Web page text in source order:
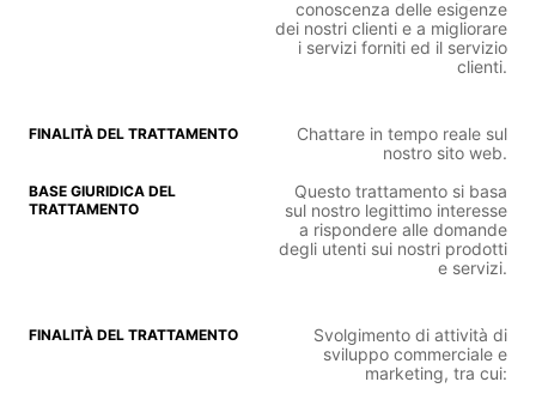
conoscenza delle esigenze
dei nostri clienti e a migliorare
i servizi forniti ed il servizio
clienti.
Chattare in tempo reale sul
nostro sito web.
Questo trattamento si basa
sul nostro legittimo interesse
a rispondere alle domande
degli utenti sui nostri prodotti
e servizi.
Svolgimento di attività di
sviluppo commerciale e
marketing, tra cui: